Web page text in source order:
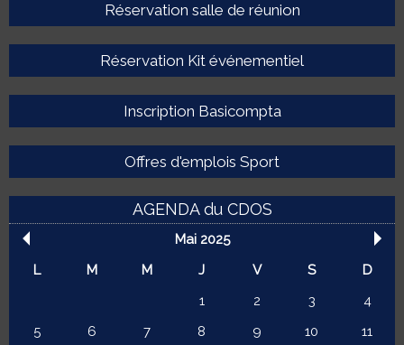
Réservation salle de réunion
Réservation Kit événementiel
Inscription Basicompta
Offres d'emplois Sport
AGENDA du CDOS
Mai 2025
L
M M J V S
D
1
2 3
4
5
6 7 8 9 10
11